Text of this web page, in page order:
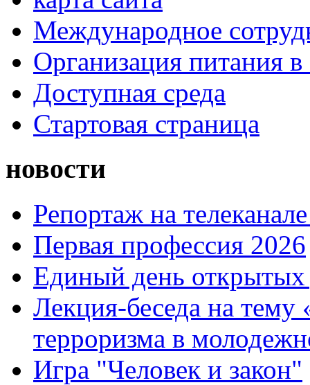
Международное
Организация питания в
Доступная среда
Стартовая страница
новости
Репортаж на
Первая профессия 2026
Единый день открытых
Лекция-беседа на тему
терроризма в
Игра "Человек и закон"